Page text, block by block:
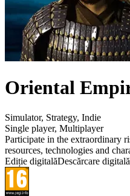
Oriental
Simulator, Strategy, Indie
Single player, Multiplayer
Participate in the extraordinary
resources, technologies and
Ediție digitalăDescărcare digitală